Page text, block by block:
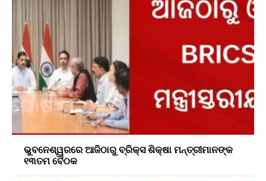
ଭୁବନେଶ୍ୱରରେ ଆଜିଠାରୁ ବ୍ରିକ୍ସ ଶିକ୍ଷା ମନ୍ତ୍ରୀମାନଙ୍କ
୧୩ତମ ବୈଠକ